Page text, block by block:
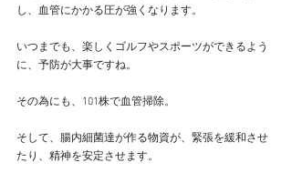
し、血管にかかる圧が強くなります。
いつまでも、楽しくゴルフやスポーツができるよう
に、予防が大事ですね。
その為にも、101株で血管掃除。
そして、腸内細菌達が作る物資が、緊張を緩和させ
たり、精神を安定させます。